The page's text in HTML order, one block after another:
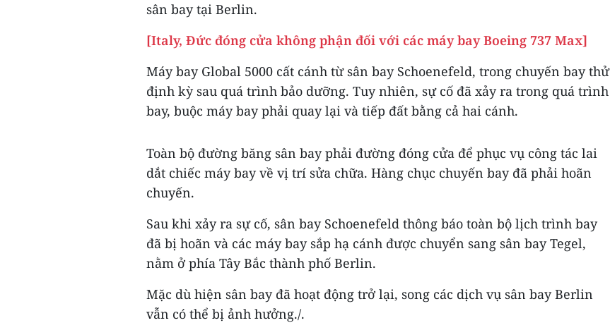
sân bay tại Berlin.
[Italy, Đức đóng cửa không phận đối với các máy bay Boeing 737 Max]
Máy bay Global 5000 cất cánh từ sân bay Schoenefeld, trong chuyến bay thử
định kỳ sau quá trình bảo dưỡng. Tuy nhiên, sự cố đã xảy ra trong quá trình
bay, buộc máy bay phải quay lại và tiếp đất bằng cả hai cánh.
Toàn bộ đường băng sân bay phải đường đóng cửa để phục vụ công tác lai
dắt chiếc máy bay về vị trí sửa chữa. Hàng chục chuyến bay đã phải hoãn
chuyến.
Sau khi xảy ra sự cố, sân bay Schoenefeld thông báo toàn bộ lịch trình bay
đã bị hoãn và các máy bay sắp hạ cánh được chuyển sang sân bay Tegel,
nằm ở phía Tây Bắc thành phố Berlin.
Mặc dù hiện sân bay đã hoạt động trở lại, song các dịch vụ sân bay Berlin
vẫn có thể bị ảnh hưởng./.